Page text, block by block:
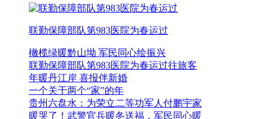
联勤保障部队第983医院为春运过
橄榄绿暖黔山坳 军民同心绘振兴
联勤保障部队第983医院为春运过往旅客
年暖丹江岸 喜报伴新婚
一个关于两个“家”的年
贵州六盘水：为荣立二等功军人付鹏宇家
暖哭了！武警官兵暖冬送福，军民同心暖